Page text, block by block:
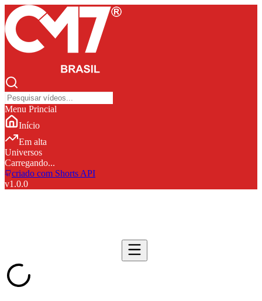
Menu Princial
Início
Em alta
Universos
Carregando...
criado com Shorts API
v1.0.0